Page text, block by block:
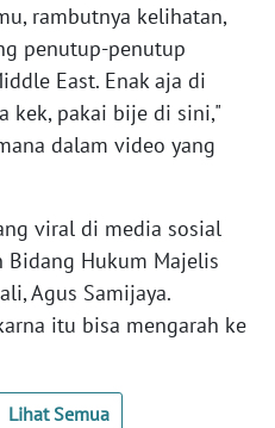
rambutnya kelihatan,
penutup-penutup
East. Enak aja di
kek, pakai bije di sini,"
dalam video yang
viral di media sosial
Bidang Hukum Majelis
Agus Samijaya.
itu bisa mengarah ke
Lihat Semua